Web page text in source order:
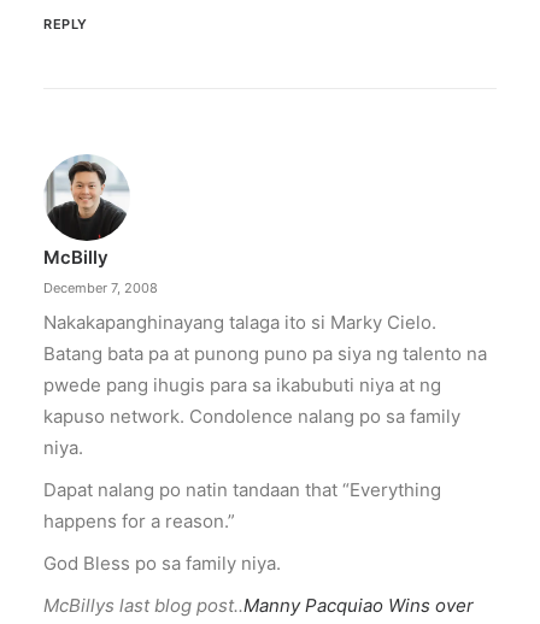
REPLY
McBilly
December 7, 2008
Nakakapanghinayang talaga ito si Marky Cielo.
Batang bata pa at punong puno pa siya ng talento na
pwede pang ihugis para sa ikabubuti niya at ng
kapuso network. Condolence nalang po sa family
niya.
Dapat nalang po natin tandaan that “Everything
happens for a reason.”
God Bless po sa family niya.
McBillys last blog post..Manny Pacquiao Wins over